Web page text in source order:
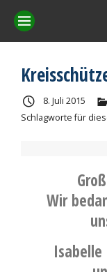
8. Juli 2015
Schlagworte für
Wir
Isabelle